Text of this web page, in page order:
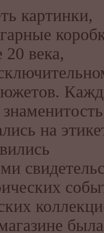
картинки,
20 века,
на
была